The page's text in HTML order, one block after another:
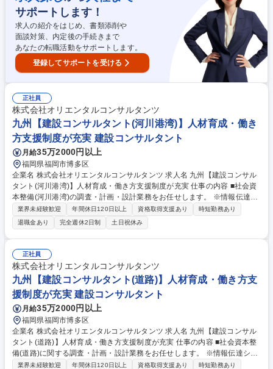
き方支援制度が充実
サポートします！
求人の紹介をはじめ、書類添削や
面談対策、内定後の手続きまで
あなたの転職活動をサポートします。
登録してサポートを受ける
正社員
株式会社オリエンタルコンサルタンツ
九州【建設コンサルタント(河川港湾)】人材育成・働き
方支援制度が充実 建設コンサルタント
月給35万2000円以上
福岡県福岡市博多区
企業名 株式会社オリエンタルコンサルタンツ 求人名 九州【建設コンサル
タント(河川港湾)】人材育成・働き方支援制度が充実 仕事の内容 ■社会資
本整備(河川港湾)の調査・計画・設計業務をお任せします。 ※情報伝達シ
ステムも駆使した総合的な提案が可能。技術力は新規開発・拡張計画、運
営、維持管理等、幅広く提供する程の評価を獲得 ・新規港湾開発計画か
ら、大規模港湾の拡張計画、運営/維持管理までのあらゆる分野に技術を提
供。提供先も商港、漁港、旅客港など、多岐にわたっています。また、津
波などの自然災害から、国/地域を守る為の海岸保全にも取り組んでいま
す。 ◎大磯港の付帯施設として、バリアフリーの防災船着き場を設計。モ
ルティブヘ海岸護岸を建設し、大津波被害の回避に貢献しました。 募集職
種 九州【建設コンサルタント(河川港湾)】人材育成・働き方支援制度が充
実
業界未経験歓迎 年間休日120日以上 資格取得支援あり
時短勤務あり
退職金あり
完全週休2日制 土日祝休み
正社員
株式会社オリエンタルコンサルタンツ
九州【建設コンサルタント(道路)】人材育成・働き方支
援制度が充実 建設コンサルタント
月給35万2000円以上
福岡県福岡市博多区
企業名 株式会社オリエンタルコンサルタンツ 求人名 九州【建設コンサル
タント(道路)】人材育成・働き方支援制度が充実 仕事の内容 ■社会資本整
備(道路)に関する調査・計画・設計業務をお任せします。 ※情報伝達シス
テムも駆使した総合的な提案が可能。技術力は、新規開発・拡張計画、運
業界未経験歓迎 年間休日120日以上 資格取得支援あり
時短勤務あり